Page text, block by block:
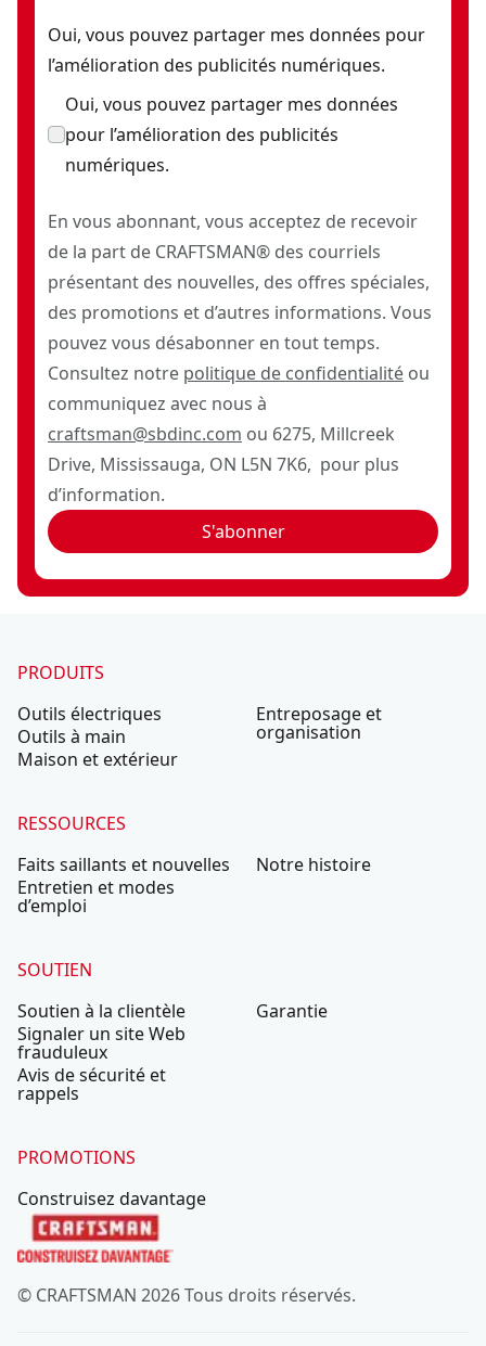
Oui, vous pouvez partager mes données pour
l’amélioration des publicités numériques.
Oui, vous pouvez partager mes données
pour l’amélioration des publicités
numériques.
En vous abonnant, vous acceptez de recevoir
de la part de CRAFTSMAN® des courriels
présentant des nouvelles, des offres spéciales,
des promotions et d’autres informations. Vous
pouvez vous désabonner en tout temps.
Consultez notre politique de confidentialité ou
communiquez avec nous à
craftsman@sbdinc.com ou 6275, Millcreek
Drive, Mississauga, ON L5N 7K6, pour plus
d’information.
S'abonner
PRODUITS
Outils électriques
Outils à main
Maison et extérieur
Entreposage et
organisation
RESSOURCES
Faits saillants et nouvelles
Entretien et modes
d’emploi
Notre histoire
SOUTIEN
Soutien à la clientèle
Signaler un site Web
frauduleux
Avis de sécurité et
rappels
Garantie
PROMOTIONS
Construisez davantage
© CRAFTSMAN 2026 Tous droits réservés.